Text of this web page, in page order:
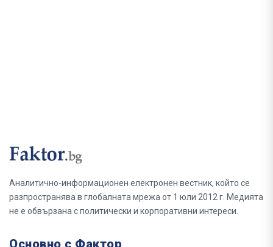
Аналитично-информационен електронен вестник, който се
разпространява в глобалната мрежа от 1 юли 2012 г. Медията
не е обвързана с политически и корпоративни интереси.